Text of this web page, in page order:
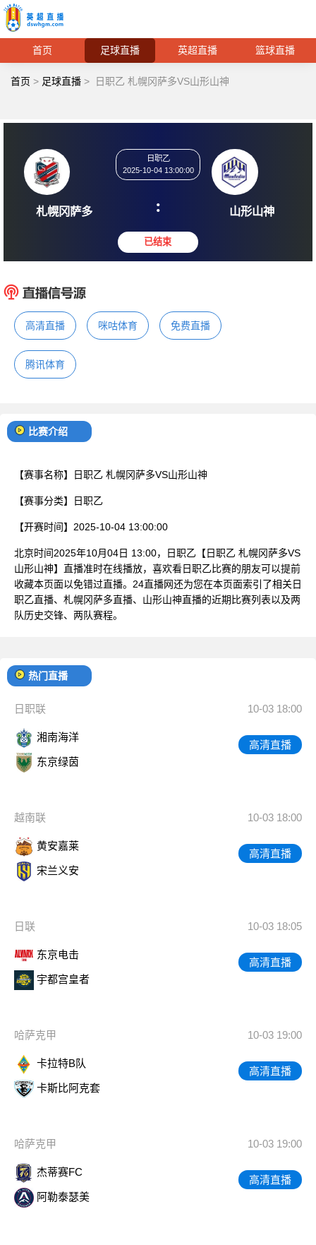
首页 足球直播 英超直播 篮球直播
首页 > 足球直播 > 日职乙 札幌冈萨多VS山形山神
札幌冈萨多
2025-10-04 13:00:00
: 山形
高清直播 咪咕体育 免费直播
腾讯体育
比赛介绍
【赛事名称】 日职乙 札幌冈萨多VS山形山神
【赛事分类】 日职乙
【开赛时间】 2025-10-04 13:00:00
北京时间2025年10月04日 13:00，日职乙【日职乙 札幌冈萨多VS
山形山神】直播准时在线播放，喜欢看日职乙比赛的朋友可以提前
收藏本页面以免错过直播。24直播网还为您在本页面索引了相关日
职乙直播、札幌冈萨多直播、山形山神直播的近期比赛列表以及两
队历史交锋、两队赛程。
热门直播
日职联 10-03 18:00
湘南海洋
东京绿茵
高清直播
越南联 10-03 18:00
黄安嘉莱
宋兰义安
高清直播
日联 10-03 18:05
东京电击
宇都宫皇者
高清直播
哈萨克甲 10-03 19:00
卡拉特B队
卡斯比阿克套
高清直播
哈萨克甲 10-03 19:00
杰蒂赛FC
阿勒泰瑟美
高清直播